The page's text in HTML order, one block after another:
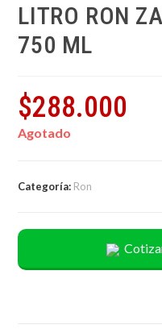
LITRO RON
750 ML
$288.000
Agotado
Categoría: Ron